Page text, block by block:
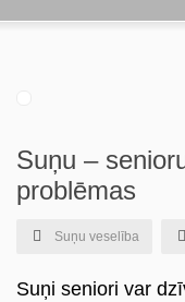
Suņu –
problēmas
Suņu veselība
Suņi seniori var